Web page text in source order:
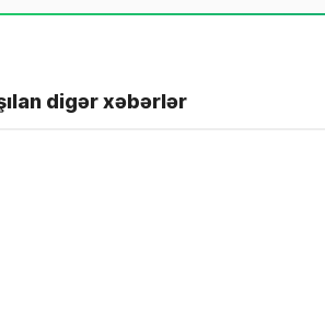
digər xəbərlər